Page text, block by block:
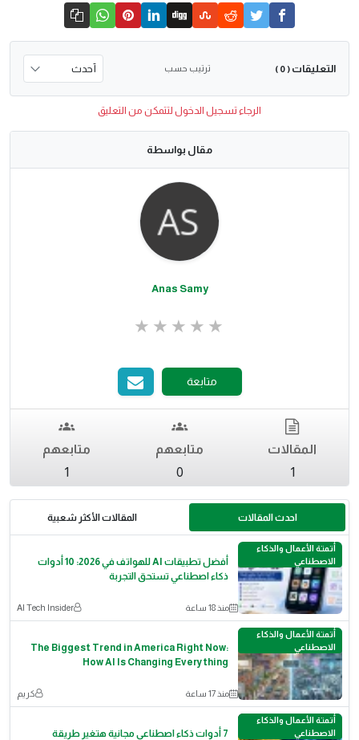
التعليقات ( 0 ) ترتيب حسب
الرجاء تسجيل الدخول لتتمكن من التعليق
مقال بواسطة
Anas Samy
متابعة
المقالات
1
متابعهم
0
متابعهم
1
احدث المقالات المقالات الأكثر شعبية
أتمتة الأعمال والذكاء
الاصطناعي
أفضل تطبيقات AI للهواتف في 2026: 10 أدوات
ذكاء اصطناعي تستحق التجربة
منذ 18 ساعة AI Tech Insider
أتمتة الأعمال والذكاء
الاصطناعي
The Biggest Trend in America Right Now:
How AI Is Changing Everything
منذ 17 ساعة كريم
أتمتة الأعمال والذكاء
الاصطناعي
7 أدوات ذكاء اصطناعي مجانية هتغير طريقة